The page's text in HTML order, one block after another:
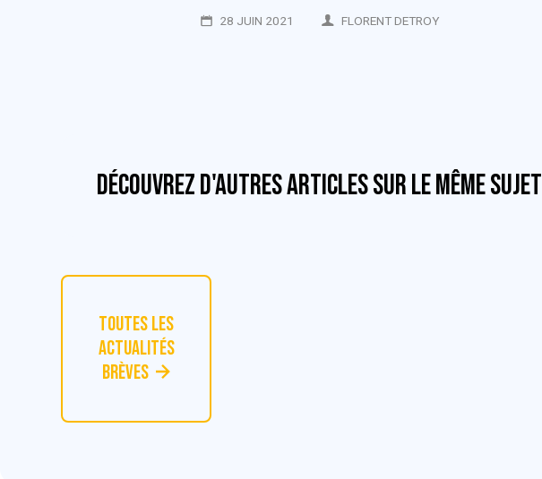
28 JUIN 2021 FLORENT DETROY
Découvrez d'autres articles sur le même sujet
Toutes les
actualités
Brèves